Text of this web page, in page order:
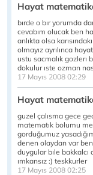
Hayat
bırde o bır yorumda
cevabım olucak ben
anlıkta olsa
olmayız ayrılınca
ustu sacmalık gozlerı
dokulur ıste ozman
17 Mayıs 2008 02:29
Hayat
guzel çalısma gece
matematık bolumu
gorduğumuz
denen olaydan var ben
duygular bıle bakkalcı
ımkansız :) teskkurler
17 Mayıs 2008 02:25